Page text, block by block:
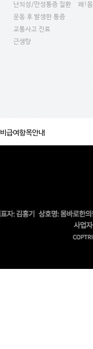
난치성/만성통증 질환
운동 후 발생한 통증
교통사고 진료
근생탕
왜!
비급여항목안내